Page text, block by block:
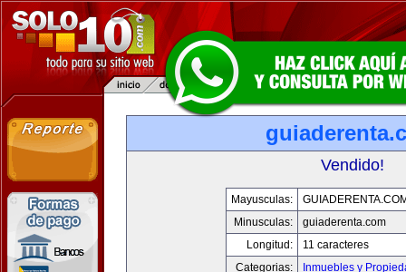
Vendido!
Mayusculas:
Minusculas:
guiaderenta.com
Longitud:
11 caracteres
Categorias:
Inmuebles y